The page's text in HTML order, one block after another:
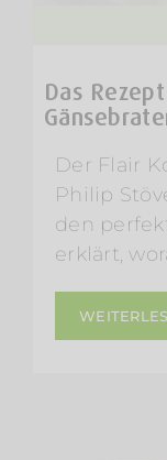
Das
Der Flair
Philip
den
erklärt,